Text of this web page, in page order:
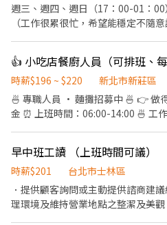
週三、週四、週日（17：00-01：
（工作很累很忙，希望能穩定不隨
依上手程度調整薪資及獎金（炸手
獎金制度🔥 🔥工作單純上手快 🌟希
但獎金不會少給 💥歡迎真的很缺錢
器具歸位即可打卡下班，不用打掃
時薪$196 ~ $220
新北市新莊區
🍜 專職人員 · 麵攤招募中 🍜 👉 做得好一定加薪 👉 滿3個月再加獎
金 ⏰ 上班時間：06:00-14:00 🍜 工作內容 煮麵｜出餐｜備料｜收攤
缺人中！想賺錢就來 🍜 時薪人員 · 麵攤招募中 🍜 ．點餐結帳、送
餐。 ．維持店內整潔。 ．煮麵、切小菜等等。 工作
18:30、12:00～20:00、 20:00～
早中班工讀 （上班時間可議）
時薪$201
台北市士林區
．提供顧客詢問或主動提供諮商建
理環境及維持營業地點之整潔及美